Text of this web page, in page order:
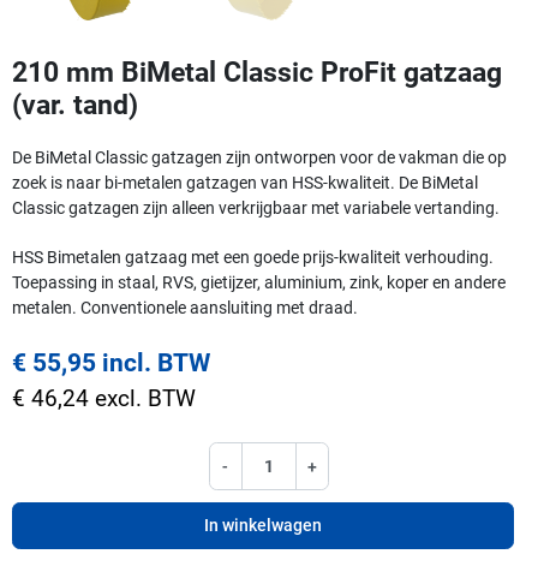
210 mm BiMetal Classic ProFit gatzaag
(var. tand)
De BiMetal Classic gatzagen zijn ontworpen voor de vakman die op
zoek is naar bi-metalen gatzagen van HSS-kwaliteit. De BiMetal
Classic gatzagen zijn alleen verkrijgbaar met variabele vertanding.
HSS Bimetalen gatzaag met een goede prijs-kwaliteit verhouding.
Toepassing in staal, RVS, gietijzer, aluminium, zink, koper en andere
metalen. Conventionele aansluiting met draad.
€ 55,95 incl. BTW
€ 46,24 excl. BTW
- +
In winkelwagen